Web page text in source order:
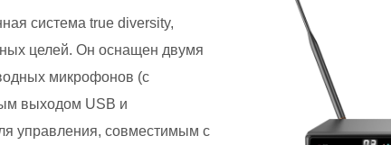
система true diversity,
целей. Он оснащен двумя
микрофонов (с
выходом USB и
управления, совместимым с